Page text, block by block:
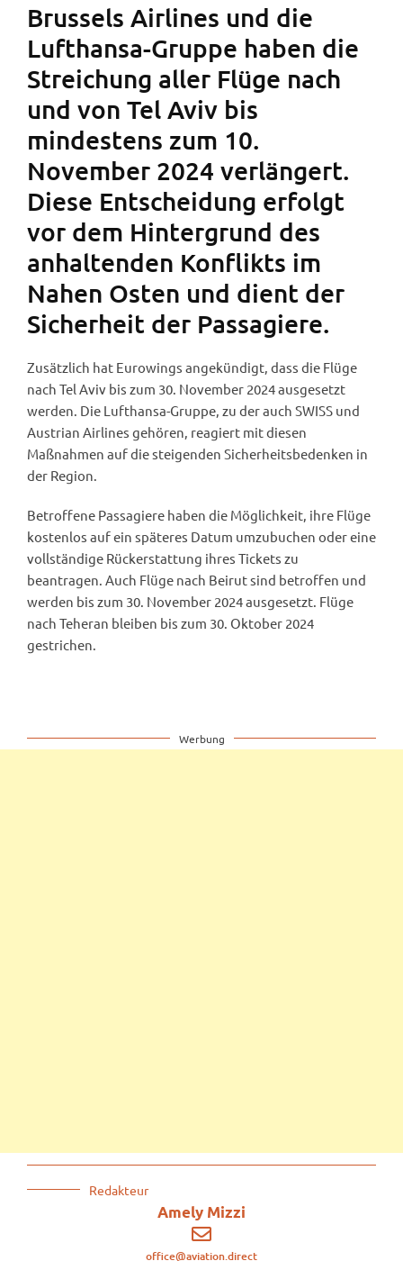
Redakteur
Amely Mizzi
office@aviation.direct
Brussels Airlines und die
Lufthansa-Gruppe haben die
Streichung aller Flüge nach
und von Tel Aviv bis
mindestens zum 10.
November 2024 verlängert.
Diese Entscheidung erfolgt
vor dem Hintergrund des
anhaltenden Konflikts im
Nahen Osten und dient der
Sicherheit der Passagiere.
Zusätzlich hat Eurowings angekündigt, dass die Flüge
nach Tel Aviv bis zum 30. November 2024 ausgesetzt
werden. Die Lufthansa-Gruppe, zu der auch SWISS und
Austrian Airlines gehören, reagiert mit diesen
Maßnahmen auf die steigenden Sicherheitsbedenken in
der Region.
Betroffene Passagiere haben die Möglichkeit, ihre Flüge
kostenlos auf ein späteres Datum umzubuchen oder eine
vollständige Rückerstattung ihres Tickets zu
beantragen. Auch Flüge nach Beirut sind betroffen und
werden bis zum 30. November 2024 ausgesetzt. Flüge
nach Teheran bleiben bis zum 30. Oktober 2024
gestrichen.
Werbung